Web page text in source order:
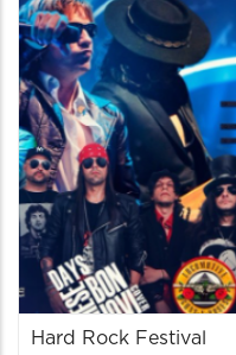
Hard Rock Festival